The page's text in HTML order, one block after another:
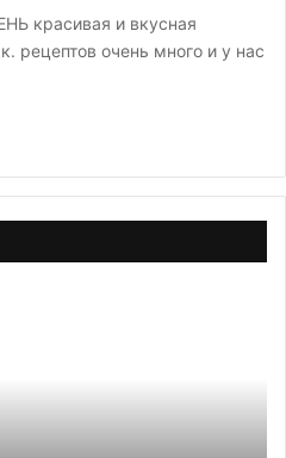
красивая и вкусная
рецептов очень много и у нас